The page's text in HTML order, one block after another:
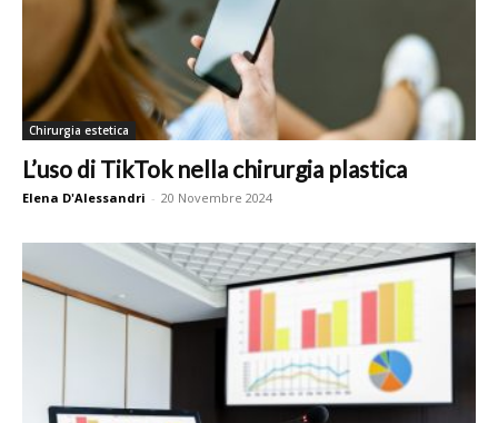
Chirurgia estetica
L’uso di TikTok nella chirurgia plastica
Elena D'Alessandri - 20 Novembre 2024